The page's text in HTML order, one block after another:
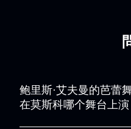
鲍里斯·艾夫曼的芭蕾
在莫斯科哪个舞台上演